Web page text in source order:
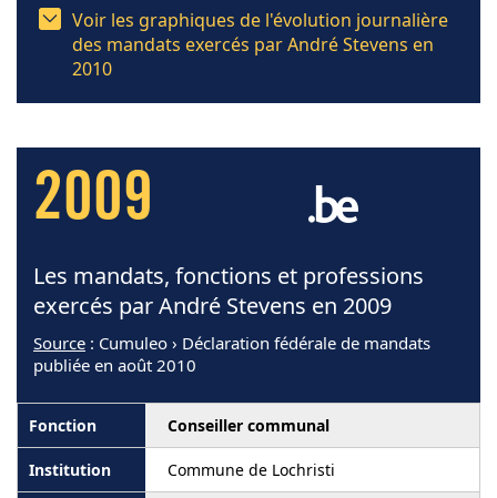
Voir les graphiques de l'évolution journalière
des mandats exercés par André Stevens en
2010
2009
Les mandats, fonctions et professions
exercés par André Stevens en 2009
Source : Cumuleo › Déclaration fédérale de mandats
publiée en août 2010
Conseiller communal
Commune de Lochristi